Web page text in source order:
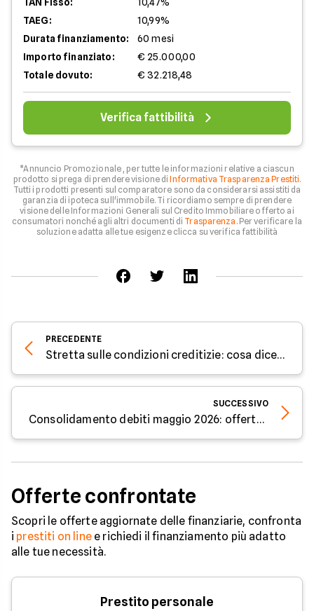
TAEG:
10,99%
Durata finanziamento:
60 mesi
Importo finanziato:
€ 25.000,00
Totale dovuto:
€ 32.218,48
Verifica fattibilità
*Annuncio Promozionale , per tutte le informazioni relative a ciascun
prodotto si prega di prendere visione diInformativa Trasparenza Prestiti.
Tutti i prodotti presenti sul comparatore sono da considerarsi assistiti da
garanzia di ipoteca sull'immobile. Ti ricordiamo sempre di prendere
visione delle Informazioni Generali sul Credito Immobiliare offerto ai
consumatori nonché agli altri documenti di Trasparenza . Per verificare la
soluzione adatta alle tue esigenze clicca su verifica fattibilità
PRECEDENTE
Stretta sulle condizioni creditizie: cosa dice la Bank Lending Survey
SUCCESSIVO
Consolidamento debiti maggio 2026: offerte su 12.000€
Offerte confrontate
Scopri le offerte aggiornate delle finanziarie, confronta
i prestiti on linee richiedi il finanziamento più adatto
alle tue necessità.
Prestito personale